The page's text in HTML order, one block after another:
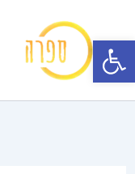
פתח סרגל נגישות
לתוכן